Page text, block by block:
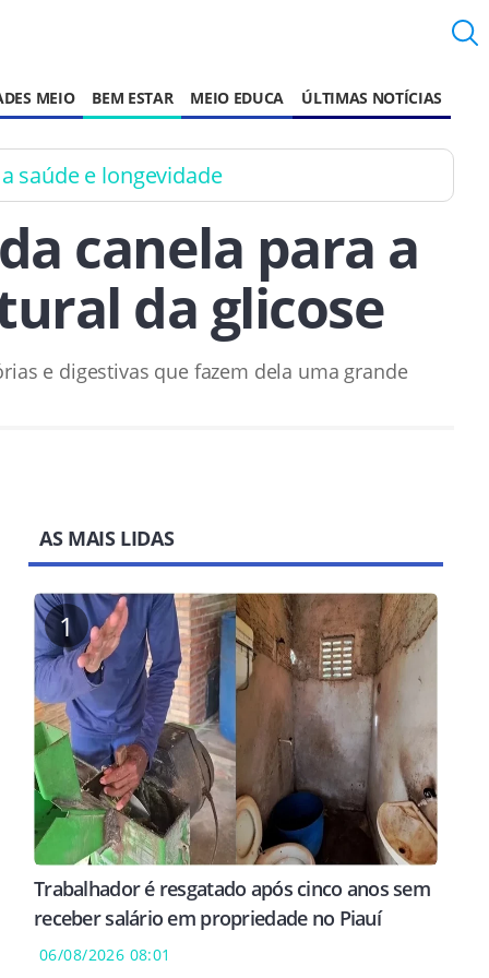
MEIO BEM ESTAR MEIO EDUCA ÚLTIMAS NOTÍCIAS
saúde e longevidade
canela para a
da glicose
e digestivas que fazem dela uma grande
AS MAIS LIDAS
1
Trabalhador é resgatado após cinco anos sem
receber salário em propriedade no Piauí
06/08/2026 08:01